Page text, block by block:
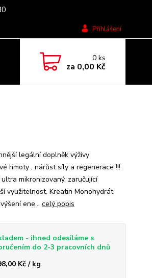
Přihlášení
0ks
za 0,00 Kč
legální doplněk výživy
hmoty , nárůst síly a regenerace !!!
mikronizovaný, zaručující
využitelnost. Kreatin Monohydrát
ene... celý popis
- ihned odesíláme s
do 2-3 pracovních dnů
Kč / kg